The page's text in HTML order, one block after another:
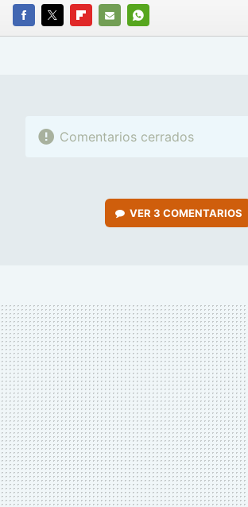
FACEBOOK
TWITTERFLIPBOARD
E-
WHATSAPP
Comentarios cerrados
VER 3 COMENTARIOS